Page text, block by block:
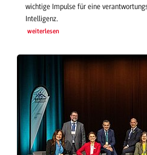
wichtige Impulse für eine
Intelligenz.
weiterlesen